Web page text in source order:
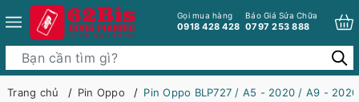
Gọi mua hàng
0918 428 428
Báo Giá Sửa Chữa
0797 253 888
Trang chủ Pin Oppo Pin Oppo BLP727 / A5 - 2020 / A9 -